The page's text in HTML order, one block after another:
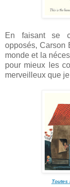
En faisant se
opposés, Carson
monde et la
pour mieux les
merveilleux que
Toutes